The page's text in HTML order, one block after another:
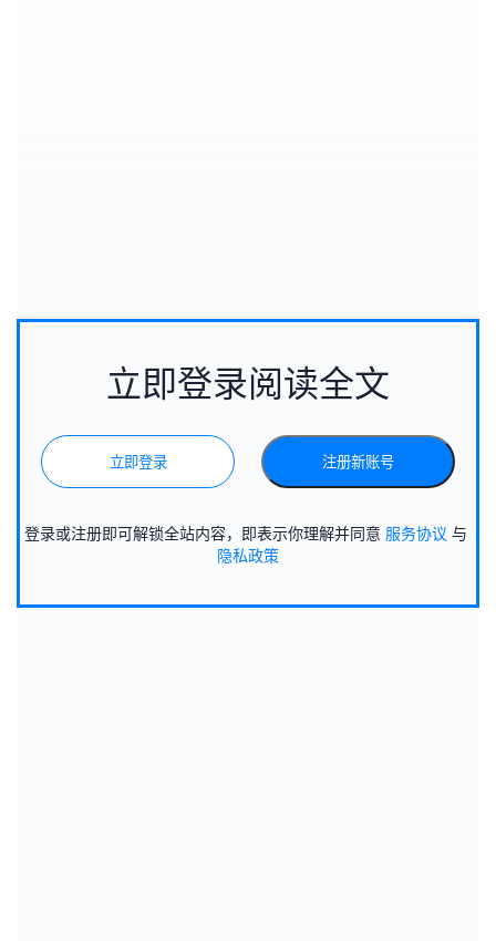
立即登录阅读全文
立即登录 注册新账号
登录或注册即可解锁全站内容，即表示你理解并同意 服务协议 与
隐私政策